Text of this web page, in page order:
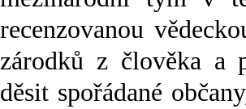
recenzovanou
zárodků z člověka a
děsit spořádané